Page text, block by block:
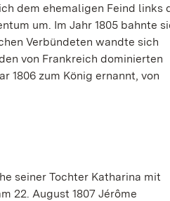
dem ehemaligen Feind links
um. Im Jahr 1805 bahnte
Verbündeten wandte sich
von Frankreich dominierten
1806 zum König ernannt, von
seiner Tochter Katharina mit
22. August 1807 Jérôme